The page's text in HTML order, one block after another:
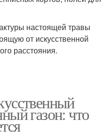
настоящей травы
от искусственной
расстояния.
газон: что